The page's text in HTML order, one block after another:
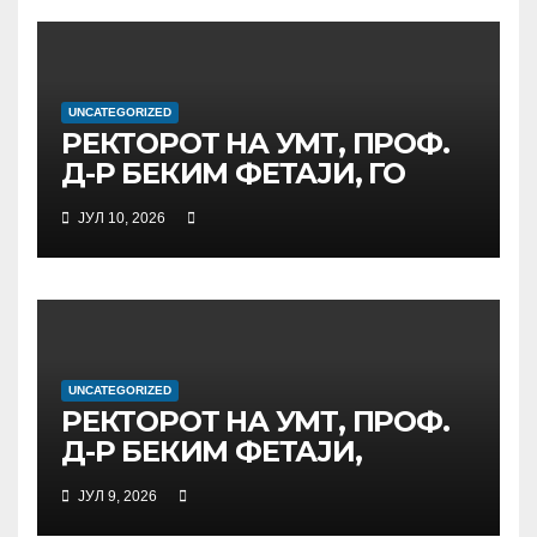
МЕЃУНАРОДНАТА
ОБРАЗОВАНИЕ И
ГЛОБАЛНО ГРАЃАНСТВО
UNCATEGORIZED
РЕКТОРОТ НА УМТ, ПРОФ.
Д-Р БЕКИМ ФЕТАЈИ, ГО
ПРЕЧЕКА НА ОФИЦИЈАЛНА
СРЕДБА ГЕНЕРАЛНИОТ
ДИРЕКТОР НА АД МЕПСО,
Д-Р БУРИМ ЛАТИФИ
ЈУЛ 10, 2026
UNCATEGORIZED
РЕКТОРОТ НА УМТ, ПРОФ.
Д-Р БЕКИМ ФЕТАЈИ,
ОДРЖА РАБОТНА СРЕДБА
СО ДИРЕКТОРОТ ОД
ЈУЛ 9, 2026